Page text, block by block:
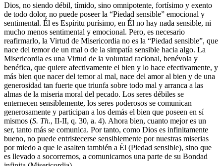
Dios, no siendo débil, tímido, sino omnipotente, fortísimo y exento
de todo dolor, no puede poseer la “Piedad sensible” emocional y
sentimental. Él es Espíritu purísimo, en Él no hay nada sensible, ni
mucho menos sentimental y emocional. Pero, es necesario
reafirmarlo, la Virtud de Misericordia no es la “Piedad sensible”, que
nace del temor de un mal o de la simpatía sensible hacia algo. La
Misericordia es una Virtud de la voluntad racional, benévola y
benéfica, que quiere afectivamente el bien y lo hace efectivamente, y
más bien que nacer del temor al mal, nace del amor al bien y de una
generosidad tan fuerte que triunfa sobre todo mal y arranca a las
almas de la miseria moral del pecado. Los seres débiles se
enternecen sensiblemente, los seres poderosos se comunican
generosamente y participan a los demás el bien que poseen en sí
mismos (S. Th., II-II, q. 30, a. 4). Ahora bien, cuanto mejor es un
ser, tanto más se comunica. Por tanto, como Dios es infinitamente
bueno, no puede entristecerse sensiblemente por nuestras miserias
por miedo a que le asalten también a Él (Piedad sensible), sino que
es llevado a socorrernos, a comunicarnos una parte de su Bondad